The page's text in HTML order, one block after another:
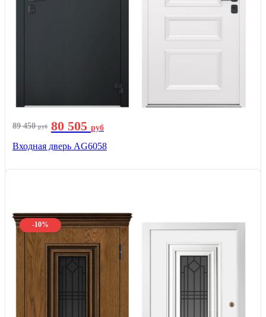
89 450руб 80 505 руб
Входная дверь AG6058
-10%